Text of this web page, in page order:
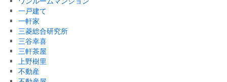
一戸建て
一軒家
三菱総合研究所
三谷幸喜
三軒茶屋
上野樹里
不動産